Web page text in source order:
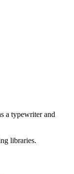
a typewriter and
libraries.